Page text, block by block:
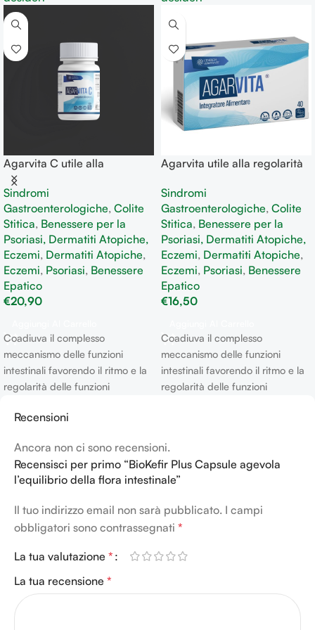
Agarvita C utile alla
regolarità delle funzioni
fisiologiche intestinali 100
tavolette
Sindromi
Gastroenterologiche, Colite
Stitica, Benessere per la
Psoriasi, Dermatiti Atopiche,
Eczemi, Dermatiti Atopiche,
Eczemi, Psoriasi, Benessere
Epatico
€20,90
Coadiuva il complesso
meccanismo delle funzioni
intestinali favorendo il ritmo e la
regolarità delle funzioni
dipende:la sensazione di
di pesantezza e gonfiori del
ventre, l’assenza di irritazioni e
“amaro in bocca”.Nelle lesioni
favorisce una condizione di
isolamento che, limitandone la
ulteriori danni senza impedire il
transito di quelle sostanze che
agevolano i processi di
riparazione e nutrimento. Può
Agarvita utile alla regolarità
intestinali
Sindromi
Gastroenterologiche, Colite
Stitica, Benessere per la
Psoriasi, Dermatiti Atopiche,
Eczemi, Dermatiti Atopiche,
Eczemi, Psoriasi, Benessere
Epatico
€16,50
Coadiuva il complesso
meccanismo delle funzioni
intestinali favorendo il ritmo e la
regolarità delle funzioni
di pesantezza e gonfiori del
ventre, l’assenza di irritazioni e
“amaro in bocca”.
favorisce una condizione di
isolamento che, limitandone la
ulteriori danni senza impedire il
agevolano i processi di
Recensioni
Ancora non ci sono recensioni.
Recensisci per primo “BioKefir Plus Capsule agevola
l’equilibrio della flora intestinale”
Il tuo indirizzo email non sarà pubblicato. I campi
obbligatori sono contrassegnati *
La tua valutazione *
La tua recensione *